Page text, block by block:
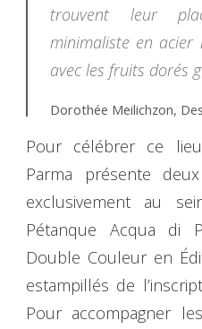
trouvent leur
minimaliste en acier
avec les fruits dorés
Dorothée Meilichzon,
Pour célébrer ce
Parma présente
exclusivement au
Pétanque Acqua di
Double Couleur en
estampillés de
Pour accompagner